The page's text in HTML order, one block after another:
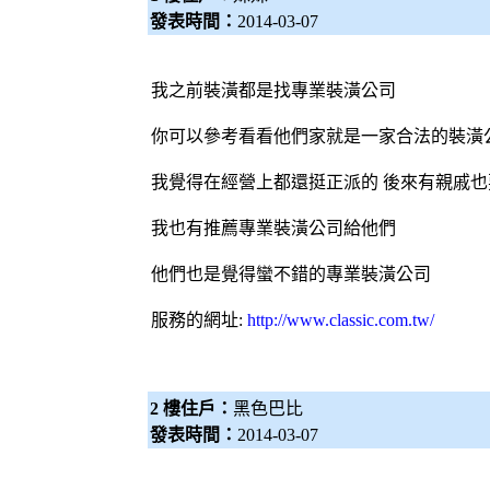
發表時間： 2014-03-07
我之前裝潢都是找專業裝潢公司
你可以參考看看他們家就是一家合法的裝潢
我覺得在經營上都還挺正派的 後來有親戚
我也有推薦專業裝潢公司給他們
他們也是覺得蠻不錯的專業裝潢公司
服務的網址: http://www.classic.com.tw/
2 樓住戶： 黑色巴比
發表時間： 2014-03-07